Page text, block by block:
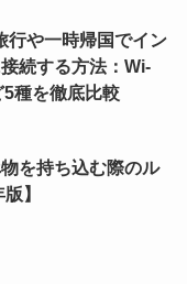
行や一時帰国でイン
続する方法：Wi-
5種を徹底比較
を持ち込む際のル
】